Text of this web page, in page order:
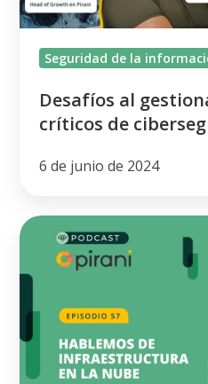
Seguridad de la
Desafíos al
críticos de
6 de junio de 2024
¿Qué
debe
saber
sobre
Infraestructura
en